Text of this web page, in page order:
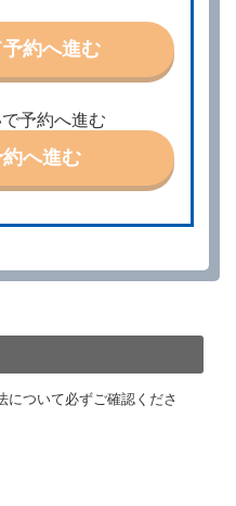
定める予約申込金を支払
条件を変更しようとする
諾を受けなければならな
タカー貸渡契約（以下
ものとし、当社は、この
ったときは、受領済の予
ものとします。
り消されたとき、又は貸
ます。
もよらない事由により貸
約へ進む
予約へ進む
へ進む
について必ずご確認くださ